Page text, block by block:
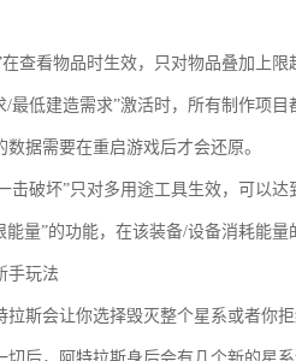
在查看物品时生效，只对物品叠加上限
/最低建造需求”激活时，所有制作项
数据需要在重启游戏后才会还原。
击破坏”只对多用途工具生效，可以
能量”的功能，在该装备/设备消耗能
手玩法
拉斯会让你选择毁灭整个星系或者你拒